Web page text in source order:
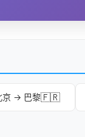
京 → 巴黎🇫🇷